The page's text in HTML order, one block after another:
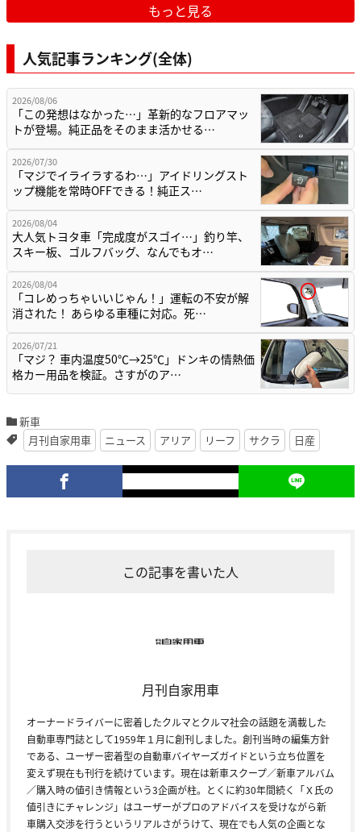
もっと見る
人気記事ランキング(全体)
2026/08/06
「この発想はなかった…」革新的なフロアマッ
トが登場。純正品をそのまま活かせる…
2026/07/30
「マジでイライラするわ…」アイドリングスト
ップ機能を常時OFFできる！純正ス…
2026/08/04
大人気トヨタ車「完成度がスゴイ…」釣り竿、
スキー板、ゴルフバッグ、なんでもオ…
2026/08/04
「コレめっちゃいいじゃん！」運転の不安が解
消された！ あらゆる車種に対応。死…
2026/07/21
「マジ？ 車内温度50℃→25℃」ドンキの情熱価
格カー用品を検証。さすがのア…
新車
月刊自家用車
ニュース アリア リーフ サクラ 日産
この記事を書いた人
月刊自家用車
オーナードライバーに密着したクルマとクルマ社会の話題を満載した
自動車専門誌として1959年１月に創刊しました。創刊当時の編集方針
である、ユーザー密着型の自動車バイヤーズガイドという立ち位置を
変えず現在も刊行を続けています。現在は新車スクープ／新車アルバム
／購入時の値引き情報という3企画が柱。とくに約30年間続く「Ｘ氏の
値引きにチャレンジ」はユーザーがプロのアドバイスを受けながら新
車購入交渉を行うというリアルさがうけて、現在でも人気の企画とな